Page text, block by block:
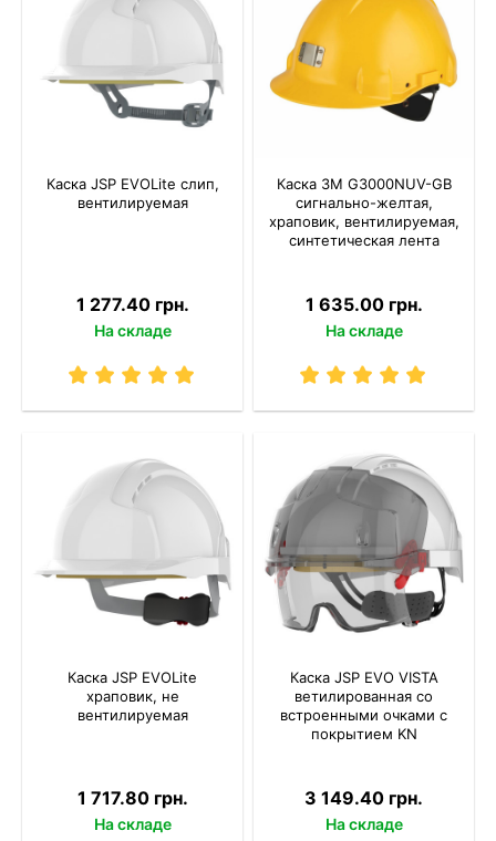
Каска JSP EVOLite слип,
вентилируемая
1 277.40 грн.
На складе
Каска 3M G3000NUV-GB
сигнально-желтая,
храповик, вентилируемая,
синтетическая лента
1 635.00 грн.
На складе
Каска JSP EVOLite
храповик, не
вентилируемая
1 717.80 грн.
На складе
Каска JSP EVO VISTA
ветилированная со
встроенными очками с
покрытием KN
3 149.40 грн.
На складе